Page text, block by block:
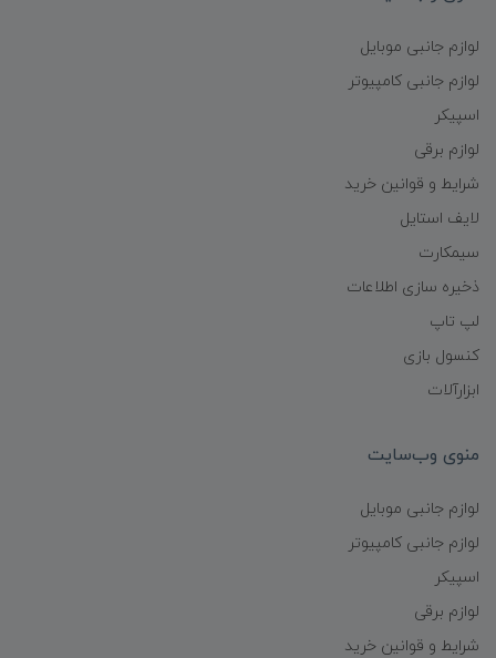
لوازم جانبی موبایل
لوازم جانبی کامپیوتر
اسپیکر
لوازم برقی
شرایط و قوانین خرید
لایف استایل
سیمکارت
ذخیره سازی اطلاعات
لپ تاپ
کنسول بازی
ابزارآلات
منوی وب‌سایت
لوازم جانبی موبایل
لوازم جانبی کامپیوتر
اسپیکر
لوازم برقی
شرایط و قوانین خرید